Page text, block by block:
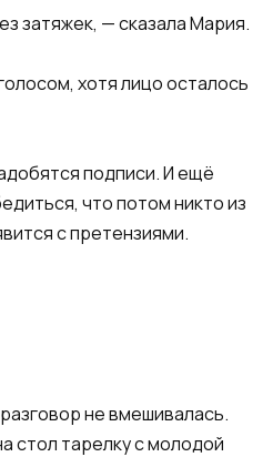
затяжек, — сказала Мария.
хотя лицо осталось
подписи. И ещё
что потом никто из
с претензиями.
не вмешивалась.
стол тарелку с молодой